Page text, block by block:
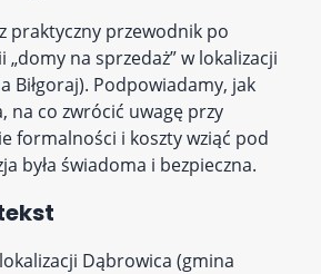
praktyczny przewodnik po
na sprzedaż” w lokalizacji
Biłgoraj). Podpowiadamy, jak
na co zwrócić uwagę przy
formalności i koszty wziąć pod
była świadoma i bezpieczna.
Dąbrowica (gmina